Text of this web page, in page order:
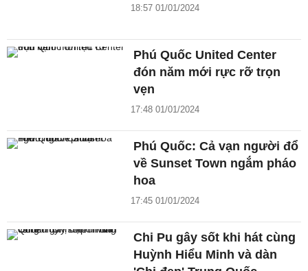
18:57 01/01/2024
Phú Quốc United Center
đón năm mới rực rỡ trọn
vẹn
17:48 01/01/2024
Phú Quốc: Cả vạn người đổ
về Sunset Town ngắm pháo
hoa
17:45 01/01/2024
Chi Pu gây sốt khi hát cùng
Huỳnh Hiểu Minh và dàn